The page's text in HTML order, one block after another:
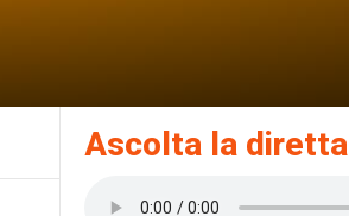
Ascolta la diretta